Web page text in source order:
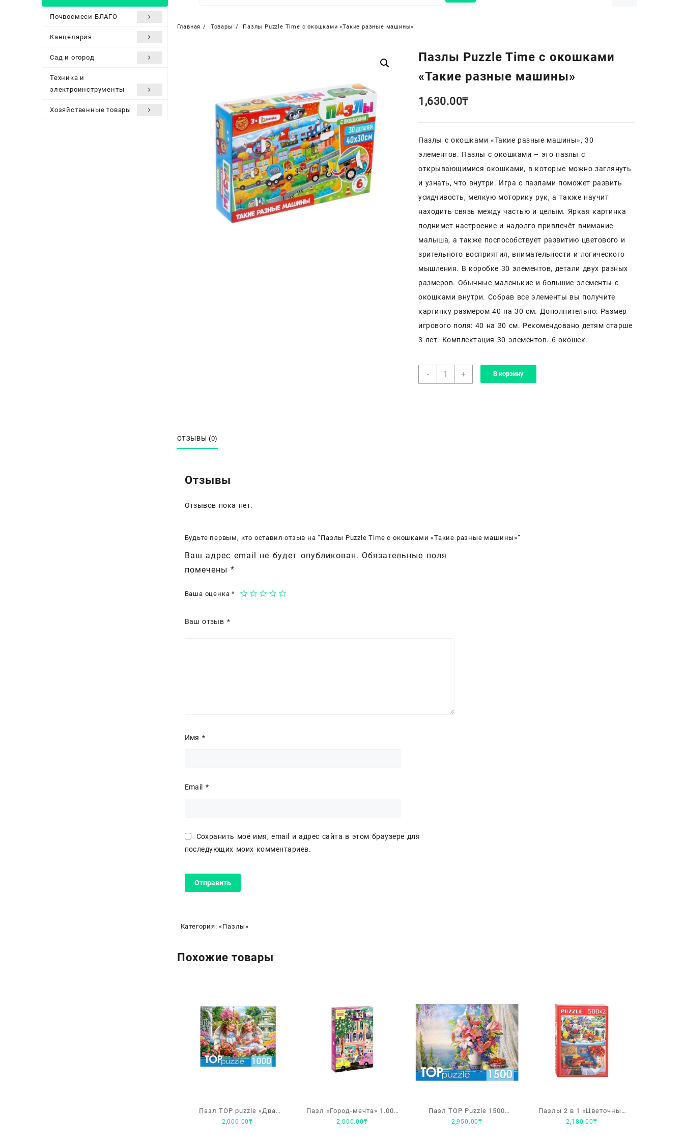
Почвосмеси БЛАГО
Канцелярия
Сад и огород
Техника и
электроинструменты
Хозяйственные товары
Главная Товары Пазлы Puzzle Time с окошками «Такие разные машины»
Пазлы Puzzle Time с окошками
«Такие разные машины»
1,630.00₸
Пазлы с окошками «Такие разные машины», 30
элементов. Пазлы с окошками – это пазлы с
открывающимися окошками, в которые можно заглянуть
и узнать, что внутри. Игра с пазлами поможет развить
усидчивость, мелкую моторику рук, а также научит
находить связь между частью и целым. Яркая картинка
поднимет настроение и надолго привлечёт внимание
малыша, а также поспособствует развитию цветового и
зрительного восприятия, внимательности и логического
мышления. В коробке 30 элементов, детали двух разных
размеров. Обычные маленькие и большие элементы с
окошками внутри. Собрав все элементы вы получите
картинку размером 40 на 30 см. Дополнительно: Размер
игрового поля: 40 на 30 см. Рекомендовано детям старше
3 лет. Комплектация 30 элементов. 6 окошек.
-
Количество
+ В корзину
ОТЗЫВЫ (0)
Отзывы
Отзывов пока нет.
Будьте первым, кто оставил отзыв на “Пазлы Puzzle Time с окошками «Такие разные машины»”
Ваш адрес email не будет опубликован. Обязательные поля
помечены*
Ваша оценка*
Ваш отзыв *
Имя*
Email *
Сохранить моё имя, email и адрес сайта в этом браузере для
последующих моих комментариев.
Категория:«Пазлы»
Похожие товары
Пазл TOP puzzle «Два
нежных ангелочка» 1.000
2,000.00₸
Пазл «Город-мечта» 1.000
деталей
2,000.00₸
Пазл TOP Puzzle 1500
деталей. Букет с
2,950.00₸
Пазлы 2 в 1 «Цветочные
натюрморты», 500 + 500
2,180.00₸